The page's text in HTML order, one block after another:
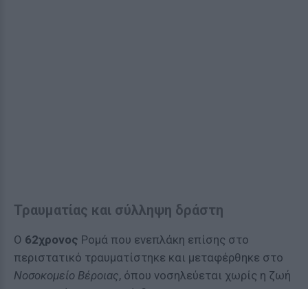
Τραυματίας και σύλληψη δράστη
Ο 62χρονος Ρομά που ενεπλάκη επίσης στο
περιστατικό τραυματίστηκε και μεταφέρθηκε στο
Νοσοκομείο Βέροιας, όπου νοσηλεύεται χωρίς η ζωή